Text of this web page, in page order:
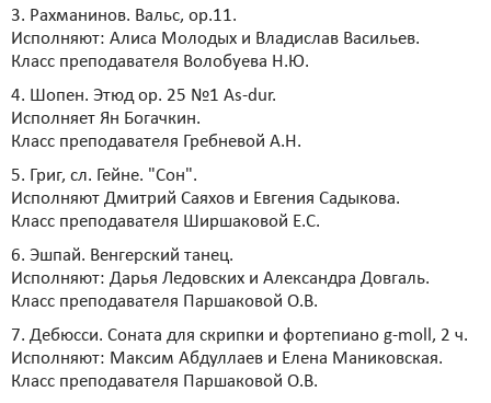
3. Рахманинов. Вальс, op.11.
Исполняют: Алиса Молодых и Владислав Васильев.
Класс преподавателя Волобуева Н.Ю.
4. Шопен. Этюд ор. 25 №1 As-dur.
Исполняет Ян Богачкин.
Класс преподавателя Гребневой А.Н.
5. Григ, сл. Гейне. "Сон".
Исполняют Дмитрий Саяхов и Евгения Садыкова.
Класс преподавателя Ширшаковой Е.С.
6. Эшпай. Венгерский танец.
Исполняют: Дарья Ледовских и Александра Довгаль.
Класс преподавателя Паршаковой О.В.
7. Дебюсси. Соната для скрипки и фортепиано g-moll, 2 ч.
Исполняют: Максим Абдуллаев и Елена Маниковская.
Класс преподавателя Паршаковой О.В.